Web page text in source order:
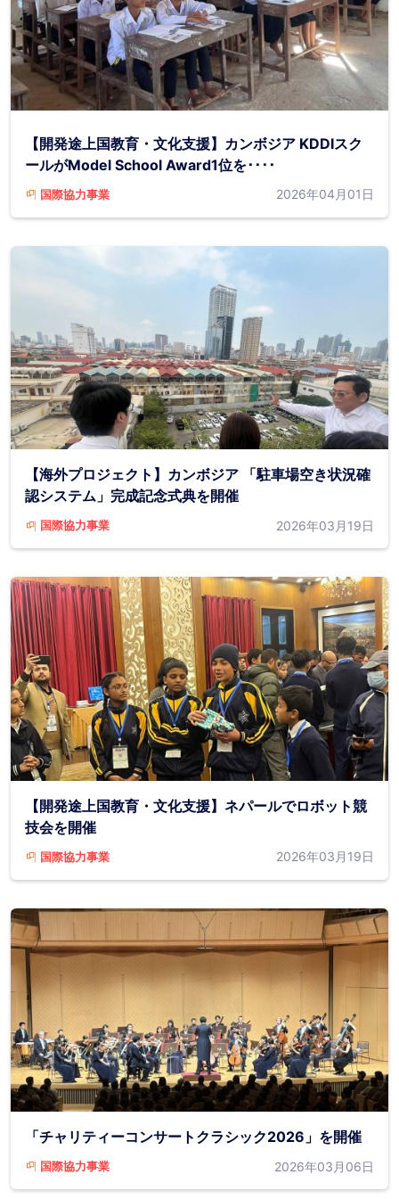
【開発途上国教育・文化支援】カンボジア KDDIスク
ールがModel School Award1位を････
国際協力事業 2026年04月01日
【海外プロジェクト】カンボジア 「駐車場空き状況確
認システム」完成記念式典を開催
国際協力事業 2026年03月19日
【開発途上国教育・文化支援】ネパールでロボット競
技会を開催
国際協力事業 2026年03月19日
「チャリティーコンサートクラシック2026」を開催
国際協力事業 2026年03月06日